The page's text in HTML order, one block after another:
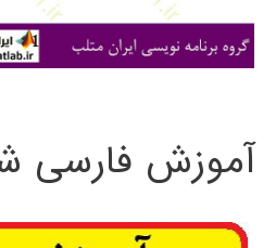
ی
آموزش فارسی